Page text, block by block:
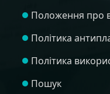
Положення про
Політика
Політика
Пошук